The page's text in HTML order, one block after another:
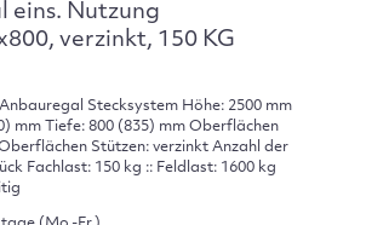
eins. Nutzung
verzinkt, 150 KG
Stecksystem Höhe: 2500 mm
mm Tiefe: 800 (835) mm Oberflächen
Stützen: verzinkt Anzahl der
Fachlast: 150 kg :: Feldlast: 1600 kg